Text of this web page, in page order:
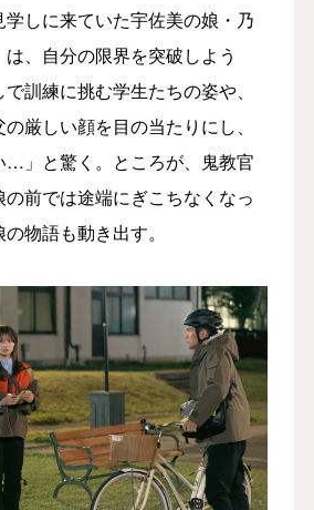
しに来ていた宇佐美の娘・乃
は、自分の限界を突破しよう
訓練に挑む学生たちの姿や、
厳しい顔を目の当たりにし、
…」と驚く。ところが、鬼教官
前では途端にぎこちなくなっ
物語も動き出す。